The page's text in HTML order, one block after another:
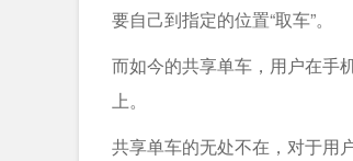
要自己到指定的位置“取车”。
而如今的共享单车，用户在手
上。
共享单车的无处不在，对于用